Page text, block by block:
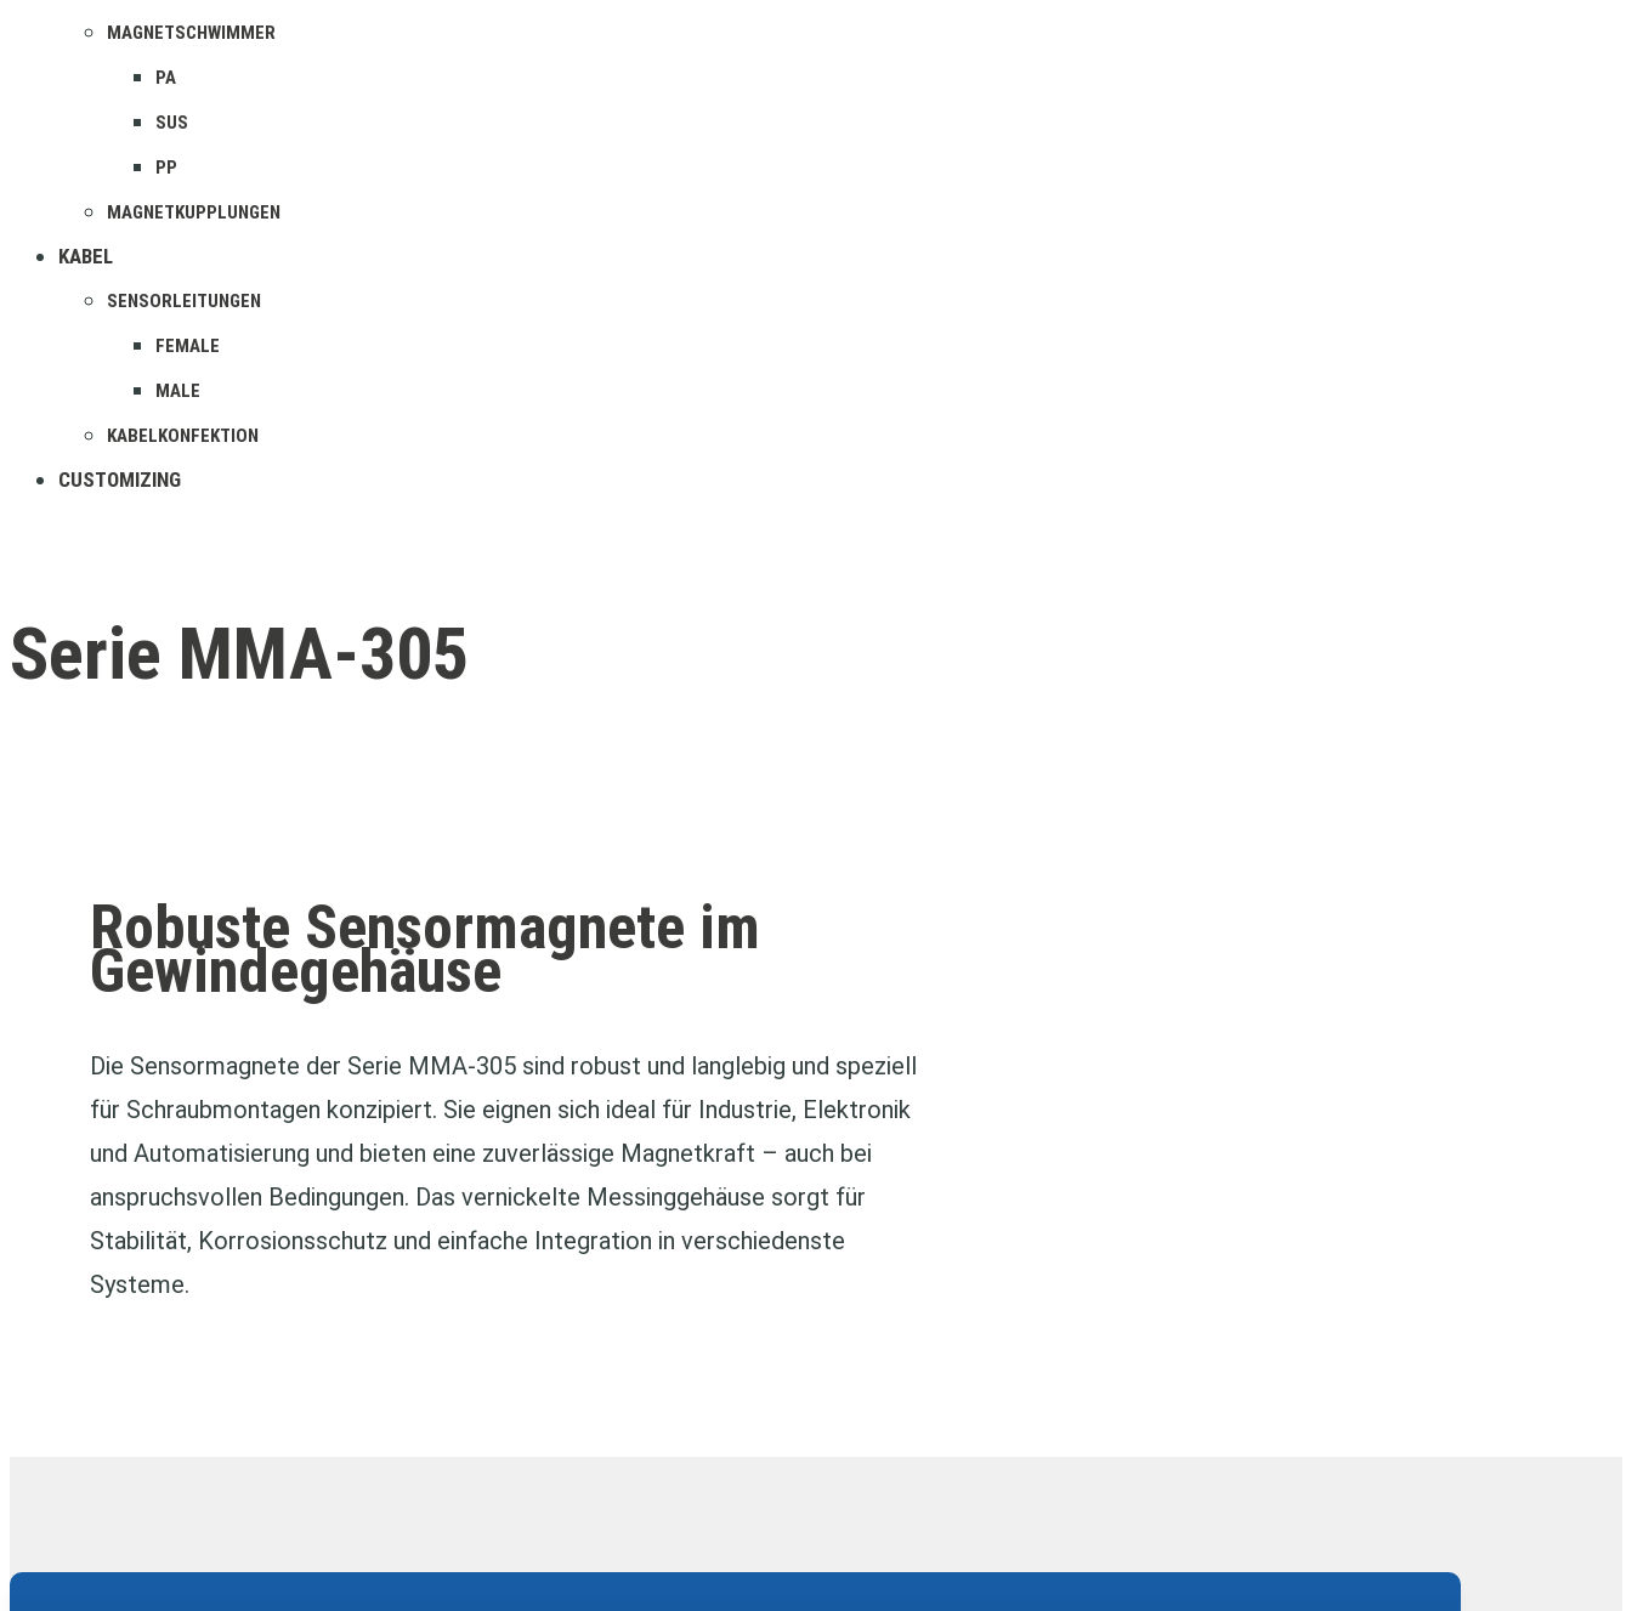
MAGNETSCHWIMMER
PA
SUS
PP
MAGNETKUPPLUNGEN
KABEL
SENSORLEITUNGEN
FEMALE
MALE
KABELKONFEKTION
CUSTOMIZING
Serie MMA-305
Robuste Sensormagnete im
Gewindegehäuse
Die Sensormagnete der Serie MMA‑305 sind robust und langlebig und speziell
für Schraubmontagen konzipiert. Sie eignen sich ideal für Industrie, Elektronik
und Automatisierung und bieten eine zuverlässige Magnetkraft – auch bei
anspruchsvollen Bedingungen. Das vernickelte Messinggehäuse sorgt für
Stabilität, Korrosionsschutz und einfache Integration in verschiedenste
Systeme.